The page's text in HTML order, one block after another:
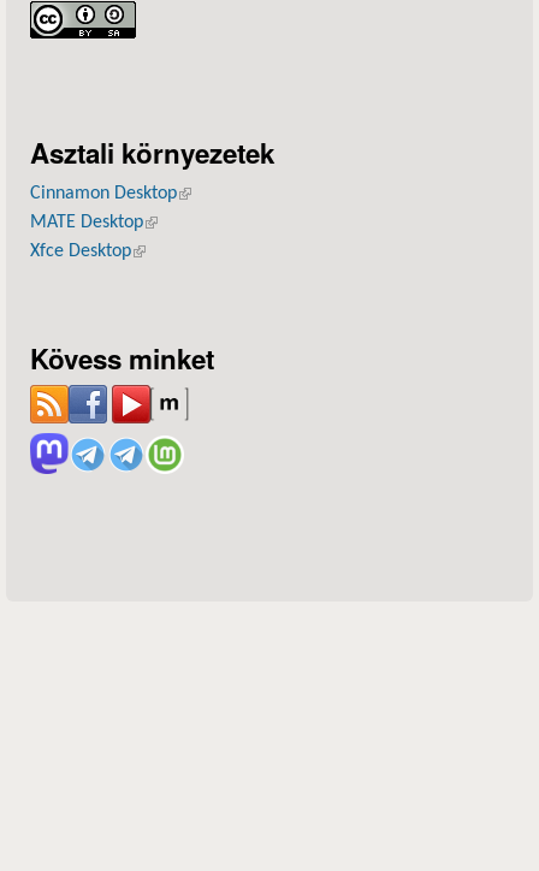
Asztali környezetek
Cinnamon Desktop(külső hivatkozás)
MATE Desktop(külső hivatkozás)
Xfce Desktop(külső hivatkozás)
Kövess minket